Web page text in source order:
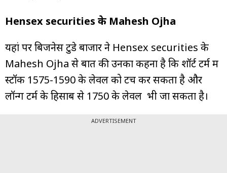
Hensex securities के Mahesh Ojha
यहां पर बिजनेस टुडे बाजार ने Hensex securities के
Mahesh Ojha से बात की उनका कहना है कि शॉर्ट टर्म में
स्टॉक 1575-1590 के लेवल को टच कर सकता है और
लॉन्ग टर्म के हिसाब से 1750 के लेवल भी जा सकता है।
ADVERTISEMENT